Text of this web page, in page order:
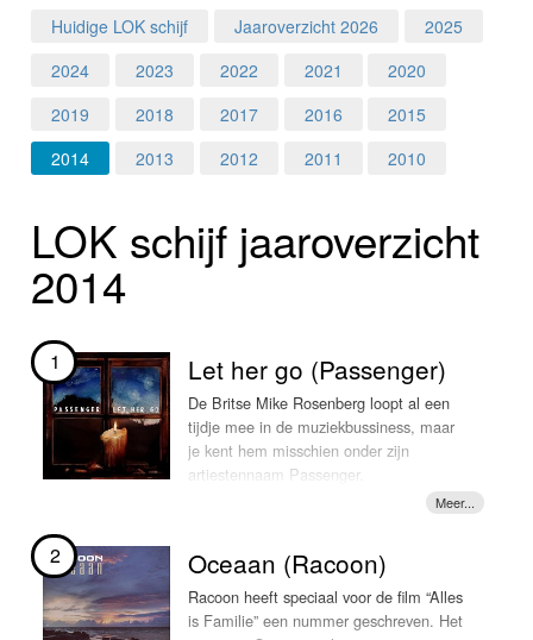
Home
Programma's
Nieuws
Foto's
Video
Webcam
Info
Huidige LOK schijf Jaaroverzicht 2026
2025
2024
2023 2022 2021
2020
2019
2018 2017 2016
2015
2014
2013 2012 2011 2010
LOK schijf jaar­over­zicht
2014
1 Let her go (Passenger)
De Britse Mike Rosenberg loopt al een
tijdje mee in de muziekbussiness, maar
je kent hem misschien onder zijn
artiestennaam Passenger.
maart 2012 ook in het voorprogramma
van Ed Sheeran in de Melkweg. 3FM
prijswinnares Kelly schreef een verslag
2 Oceaan (Racoon)
Racoon heeft speciaal voor de film “Alles
is Familie” een nummer geschreven. Het